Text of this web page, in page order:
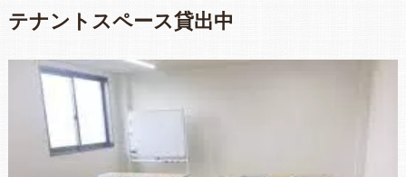
テナントスペース貸出中